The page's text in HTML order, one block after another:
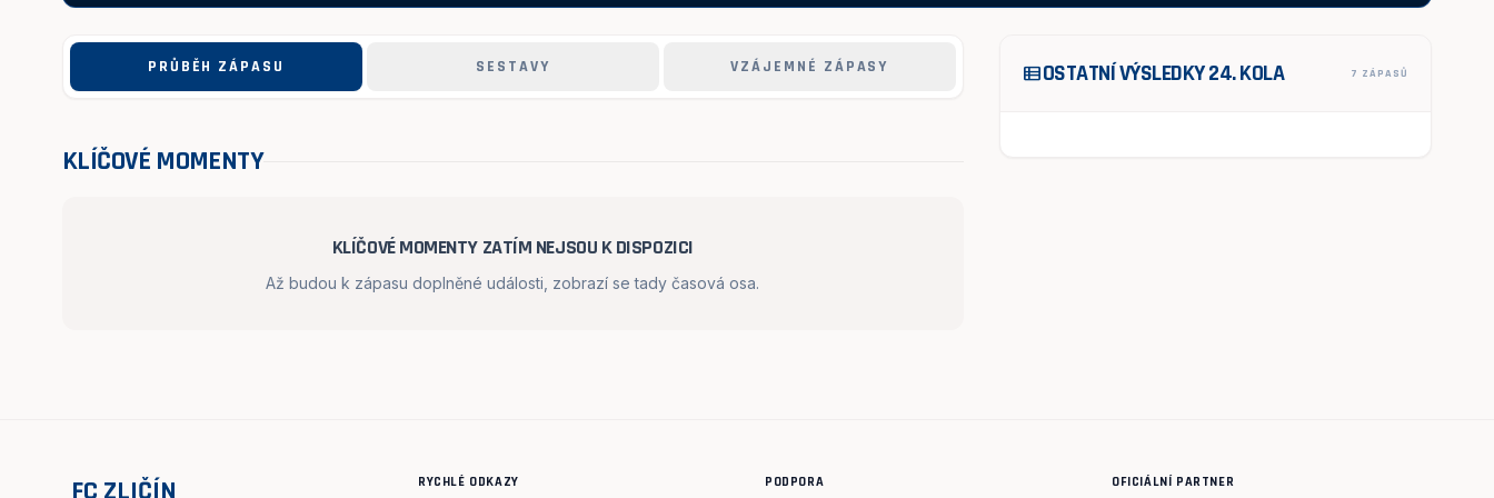
PRŮBĚH ZÁPASU SESTAVY VZÁJEMNÉ ZÁPASY
KLÍČOVÉ MOMENTY
KLÍČOVÉ MOMENTY ZATÍM NEJSOU K DISPOZICI
Až budou k zápasu doplněné události, zobrazí se tady časová osa.
view_listOSTATNÍ VÝSLEDKY 24. KOLA 7 ZÁPASŮ
FC ZLIČÍN RYCHLÉ ODKAZY PODPORA OFICIÁLNÍ PARTNER